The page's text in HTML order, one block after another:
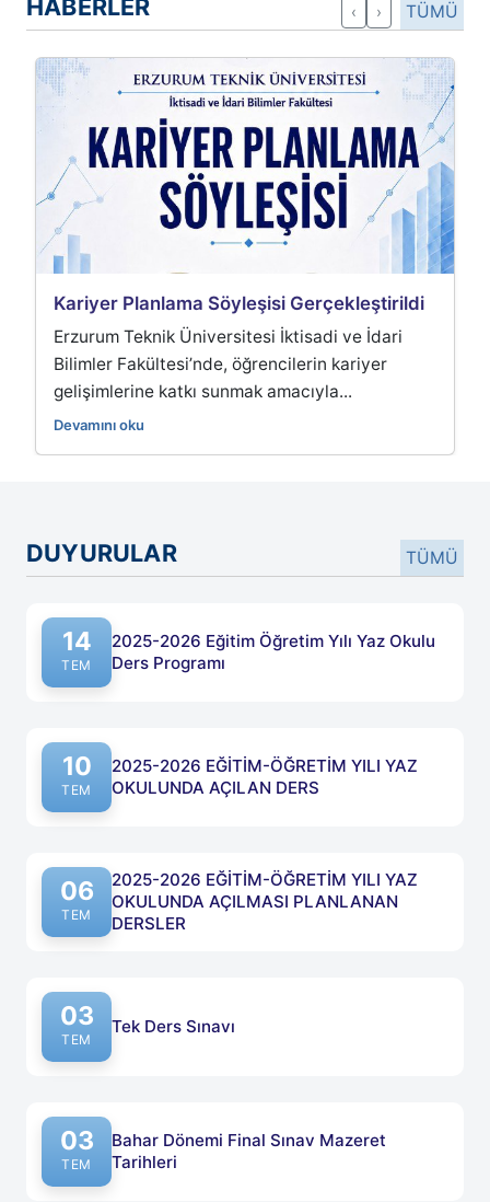
HABERLER ‹ › TÜMÜ
Söyleşisi Gerçekleştirildi
Üniversitesi İktisadi ve İdari
öğrencilerin kariyer
katkı sunmak amacıyla...
Fakültemizde
Gerçekleştirildi
Akademik
DUYURULAR TÜMÜ
Yayın tarihi: 14 Temmuz 2026
14
TEM
2025-2026 Eğitim Öğretim Yılı Yaz Okulu
Yayın tarihi: 10 Temmuz 2026
10
TEM
2025-2026 EĞİTİM-ÖĞRETİM YILI YAZ
Yayın tarihi: 06 Temmuz 2026
06
TEM
2025-2026 EĞİTİM-ÖĞRETİM YILI YAZ
OKULUNDA AÇILMASI PLANLANAN
Yayın tarihi: 03 Temmuz 2026
03
TEM
Yayın tarihi: 03 Temmuz 2026
03
TEM
Bahar Dönemi Final Sınav Mazeret